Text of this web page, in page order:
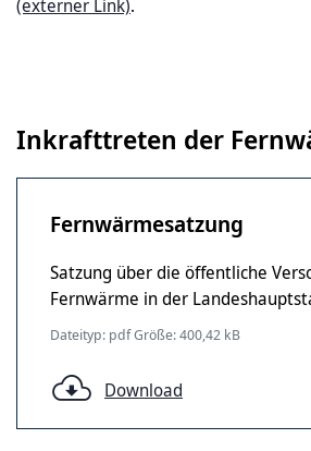
(externer Link).
Inkrafttreten der
Fernwärmesatzung
Satzung über die öffentliche
Fernwärme in der
Dateityp: pdf Größe: 400,42 kB
Download